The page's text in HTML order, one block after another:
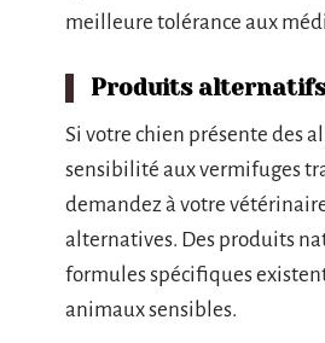
meilleure tolérance aux
Produits alternatifs
Si votre chien présente des
sensibilité aux vermifuges
demandez à votre
alternatives. Des produits
formules spécifiques
animaux sensibles.